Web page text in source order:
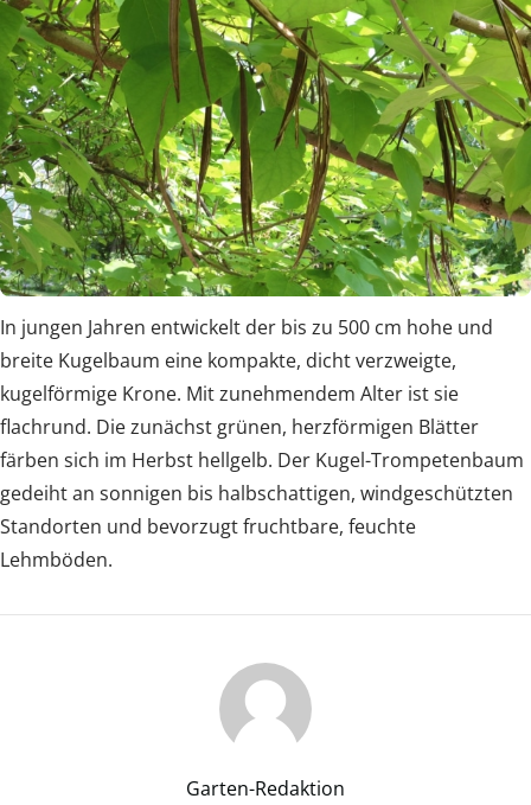
In jungen Jahren entwickelt der bis zu 500 cm hohe und
breite Kugelbaum eine kompakte, dicht verzweigte,
kugelförmige Krone. Mit zunehmendem Alter ist sie
flachrund. Die zunächst grünen, herzförmigen Blätter
färben sich im Herbst hellgelb. Der Kugel-Trompetenbaum
gedeiht an sonnigen bis halbschattigen, windgeschützten
Standorten und bevorzugt fruchtbare, feuchte
Lehmböden.
Garten-Redaktion